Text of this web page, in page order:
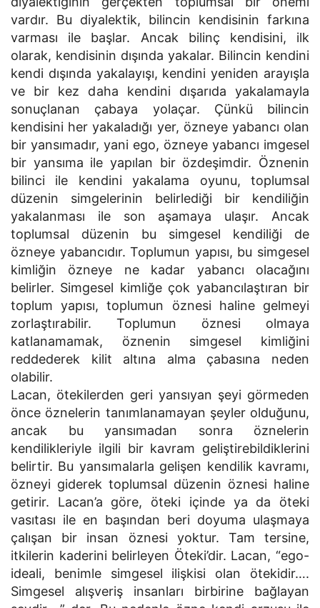
vardır. Bu diyalektik, bilincin kendisinin farkına
varması ile başlar. Ancak bilinç kendisini, ilk
olarak, kendisinin dışında yakalar. Bilincin kendini
kendi dışında yakalayışı, kendini yeniden arayışla
ve bir kez daha kendini dışarıda yakalamayla
sonuçlanan çabaya yolaçar. Çünkü bilincin
kendisini her yakaladığı yer, özneye yabancı olan
bir yansımadır, yani ego, özneye yabancı imgesel
bir yansıma ile yapılan bir özdeşimdir. Öznenin
bilinci ile kendini yakalama oyunu, toplumsal
düzenin simgelerinin belirlediği bir kendiliğin
yakalanması ile son aşamaya ulaşır. Ancak
toplumsal düzenin bu simgesel kendiliği de
özneye yabancıdır. Toplumun yapısı, bu simgesel
kimliğin özneye ne kadar yabancı olacağını
belirler. Simgesel kimliğe çok yabancılaştıran bir
toplum yapısı, toplumun öznesi haline gelmeyi
zorlaştırabilir. Toplumun öznesi olmaya
katlanamamak, öznenin simgesel kimliğini
reddederek kilit altına alma çabasına neden
olabilir.
Lacan, ötekilerden geri yansıyan şeyi görmeden
önce öznelerin tanımlanamayan şeyler olduğunu,
ancak bu yansımadan sonra öznelerin
kendilikleriyle ilgili bir kavram geliştirebildiklerini
belirtir. Bu yansımalarla gelişen kendilik kavramı,
özneyi giderek toplumsal düzenin öznesi haline
getirir. Lacan’a göre, öteki içinde ya da öteki
vasıtası ile en başından beri doyuma ulaşmaya
çalışan bir insan öznesi yoktur. Tam tersine,
itkilerin kaderini belirleyen Öteki’dir. Lacan, “ego-
ideali, benimle simgesel ilişkisi olan ötekidir….
Simgesel alışveriş insanları birbirine bağlayan